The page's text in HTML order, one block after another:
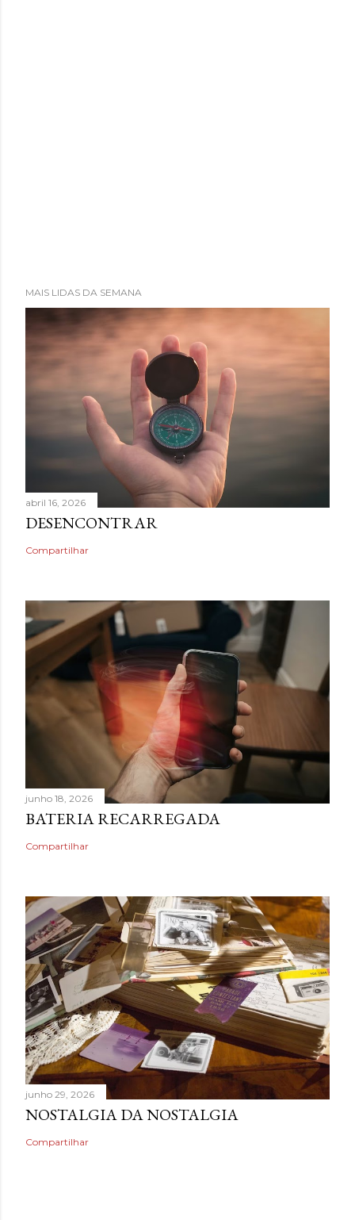
MAIS LIDAS DA SEMANA
abril 16, 2026
DESENCONTRAR
Compartilhar
junho 18, 2026
BATERIA RECARREGADA
Compartilhar
junho 29, 2026
NOSTALGIA DA NOSTALGIA
Compartilhar